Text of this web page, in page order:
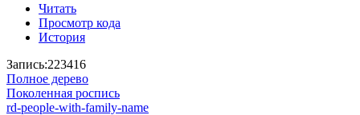
Читать
Просмотр кода
История
Запись:223416
Полное дерево
Поколенная роспись
rd-people-with-family-name